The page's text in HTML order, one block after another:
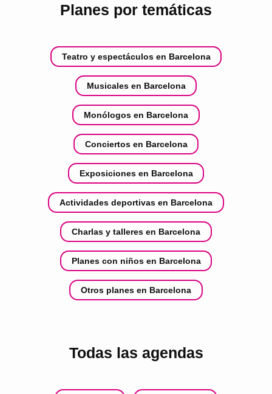
Planes por temáticas
Teatro y espectáculos en Barcelona
Musicales en Barcelona
Monólogos en Barcelona
Conciertos en Barcelona
Exposiciones en Barcelona
Actividades deportivas en Barcelona
Charlas y talleres en Barcelona
Planes con niños en Barcelona
Otros planes en Barcelona
Todas las agendas